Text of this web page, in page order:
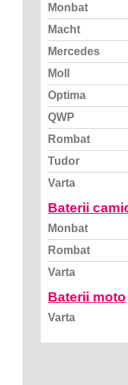
Monbat
Macht
Mercedes
Moll
Optima
QWP
Rombat
Tudor
Varta
Baterii
Monbat
Rombat
Varta
Baterii moto
Varta